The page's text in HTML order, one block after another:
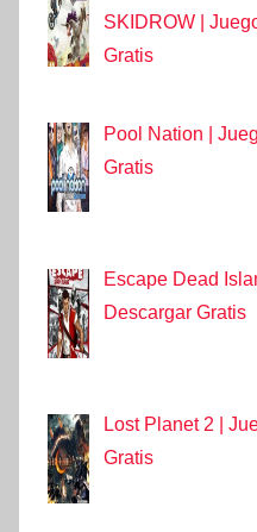
SKIDROW |
Gratis
Pool Nation |
Gratis
Escape Dead
Descargar Gratis
Lost Planet 2 |
Gratis